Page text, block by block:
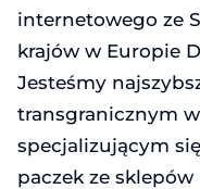
internetowego ze
krajów w Europie
Jesteśmy
transgranicznym w
specjalizującym
paczek ze